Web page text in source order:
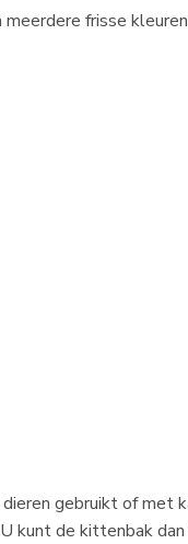
frisse
gebruikt of met
kunt de kittenbak